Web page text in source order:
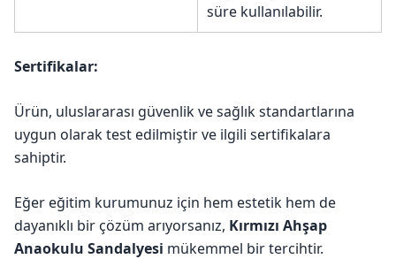
süre kullanılabilir.
Sertifikalar:
Ürün, uluslararası güvenlik ve sağlık standartlarına
uygun olarak test edilmiştir ve ilgili sertifikalara
sahiptir.
Eğer eğitim kurumunuz için hem estetik hem de
dayanıklı bir çözüm arıyorsanız, Kırmızı Ahşap
Anaokulu Sandalyesi mükemmel bir tercihtir.